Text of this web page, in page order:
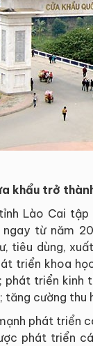
khẩu trở
Lào Cai
ngay từ năm
tiêu dùng,
triển khoa
phát triển
tăng cường
phát triển
phát triển